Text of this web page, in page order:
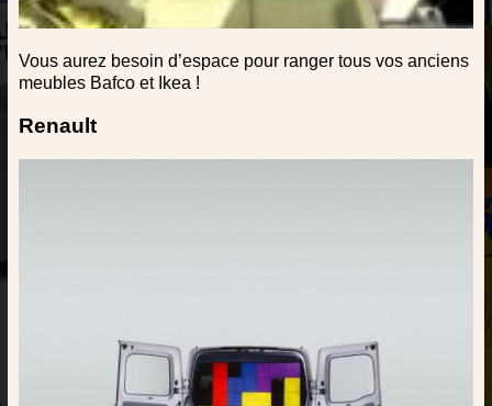
Vous aurez besoin d’espace pour ranger tous vos anciens
meubles Bafco et Ikea !
Renault